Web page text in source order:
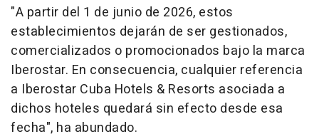
"A partir del 1 de junio de 2026, estos
establecimientos dejarán de ser gestionados,
comercializados o promocionados bajo la marca
Iberostar. En consecuencia, cualquier referencia
a Iberostar Cuba Hotels & Resorts asociada a
dichos hoteles quedará sin efecto desde esa
fecha", ha abundado.